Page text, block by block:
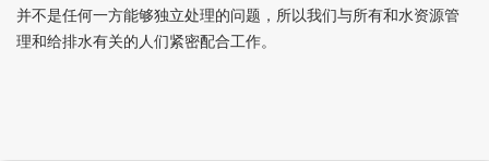
并不是任何一方能够独立处理的问题，所以我们与所有和水资源管
理和给排水有关的人们紧密配合工作。